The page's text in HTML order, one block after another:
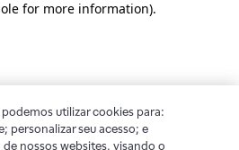
for more information).
utilizar cookies para:
personalizar seu acesso; e
nossos websites, visando o